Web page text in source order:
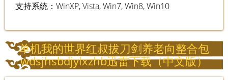
支持系统：WinXP, Vista, Win7, Win8, Win10
单机我的世界红叔拔刀剑养老向整合包
wdsjhsbdjylxzhb迅雷下载（中文版）